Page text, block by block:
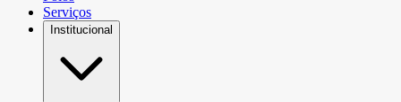
Serviços
Institucional